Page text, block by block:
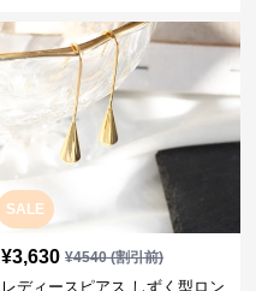
SALE
¥3,630 ¥4540(割引前)
レディースピアス しずく型ロン